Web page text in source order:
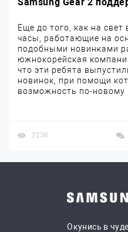
Еще до того, как на
часы, работающие на
подобными новинками
южнокорейская
что эти ребята
новинок, при помощи
возможность по-новому
2136
Окунись в